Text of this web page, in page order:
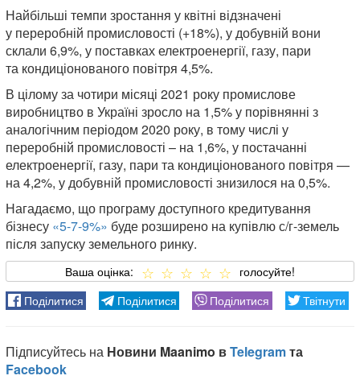
Найбільші темпи зростання у квітні відзначені
у переробній промисловості (+18%), у добувній вони
склали 6,9%, у поставках електроенергії, газу, пари
та кондиціонованого повітря 4,5%.
В цілому за чотири місяці 2021 року промислове
виробництво в Україні зросло на 1,5% у порівнянні з
аналогічним періодом 2020 року, в тому числі у
переробній промисловості – на 1,6%, у постачанні
електроенергії, газу, пари та кондиціонованого повітря —
на 4,2%, у добувній промисловості знизилося на 0,5%.
Нагадаємо, що програму доступного кредитування
бізнесу «5-7-9%» буде розширено на купівлю с/г-земель
після запуску земельного ринку.